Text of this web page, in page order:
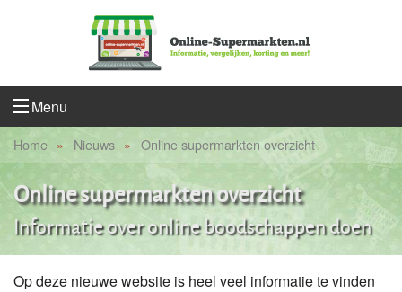
Menu
Home Nieuws Online supermarkten overzicht
Online supermarkten overzicht
Informatie over online boodschappen doen
Op deze nieuwe website is heel veel informatie te vinden